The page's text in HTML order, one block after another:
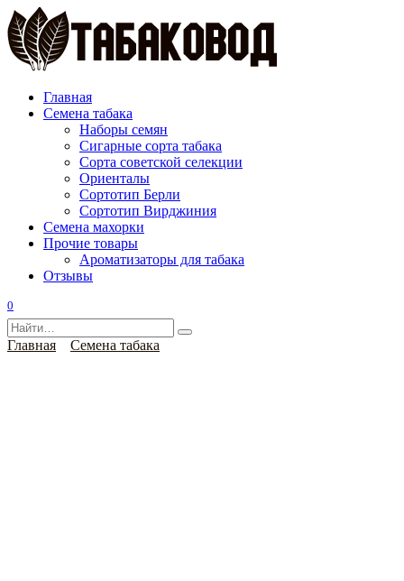
Перейти
к
содержанию
Главная
Семена табака
Наборы семян
Сигарные сорта табака
Сорта советской селекции
Ориенталы
Сортотип Берли
Сортотип Вирджиния
Семена махорки
Прочие товары
Ароматизаторы для табака
Отзывы
0
Search
for:
Главная Семена табака